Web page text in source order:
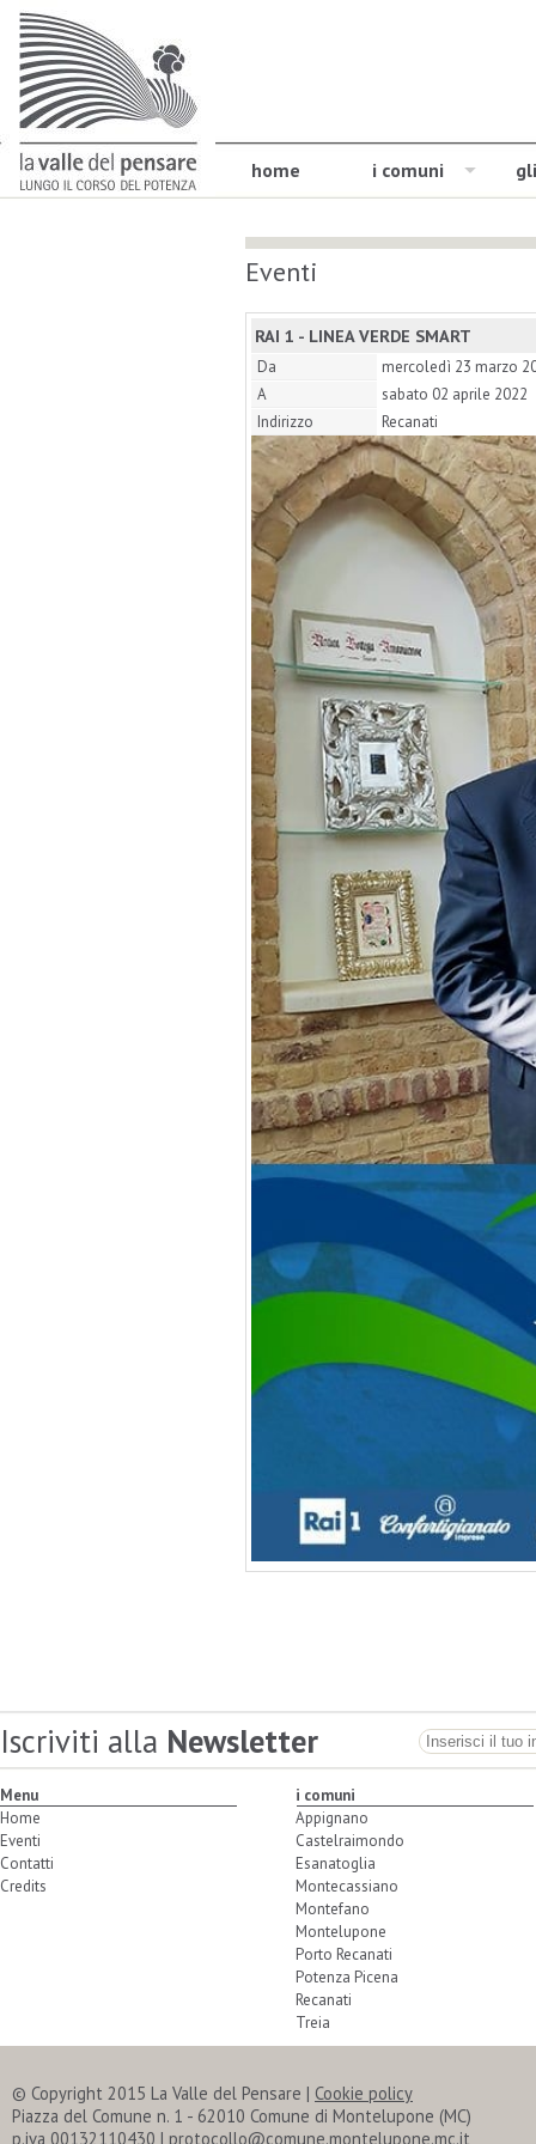
home i comuni
Eventi
RAI 1 - LINEA VERDE SMART
Da
mercoledì 23 marzo
A
sabato 02 aprile 2022
Indirizzo
Recanati
Iscriviti alla Newsletter
Menu
Home
Eventi
Contatti
Credits
i comuni
Appignano
Castelraimondo
Esanatoglia
Montecassiano
Montefano
Montelupone
Porto Recanati
Potenza Picena
Recanati
Treia
© Copyright 2015 La Valle del Pensare | Cookie policy
Piazza del Comune n. 1 - 62010 Comune di Montelupone (MC)
p.iva 00132110430 | protocollo@comune.montelupone.mc.it